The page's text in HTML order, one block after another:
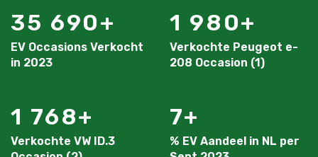
35 690
EV Occasions Verkocht
in 2023
1 980
Verkochte Peugeot e-
208 Occasion (1)
1 768
Verkochte VW ID.3
7
% EV Aandeel in NL per